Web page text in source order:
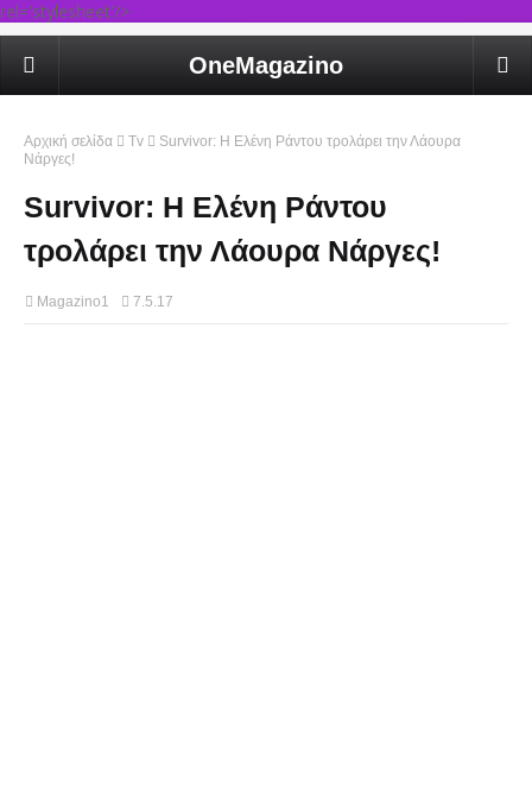
rel='stylesheet'/>
OneMagazino
Αρχική σελίδα Tv
Survivor: Η Ελένη Ράντου τρολάρει την Λάουρα
Νάργες!
Survivor: Η Ελένη Ράντου
τρολάρει την Λάουρα Νάργες!
Magazino1 7.5.17